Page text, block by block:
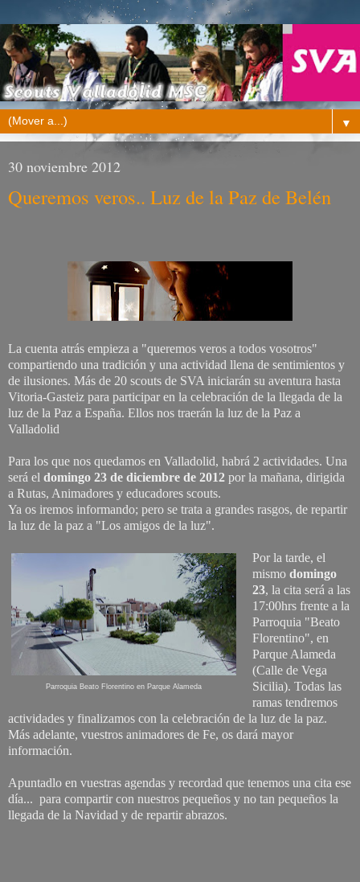
▼
30 noviembre 2012
Queremos veros.. Luz de la Paz de Belén
La cuenta atrás empieza a "queremos veros a todos vosotros"
compartiendo una tradición y una actividad llena de sentimientos y
de ilusiones. Más de 20 scouts de SVA iniciarán su aventura hasta
Vitoria-Gasteiz para participar en la celebración de la llegada de la
luz de la Paz a España. Ellos nos traerán la luz de la Paz a
Valladolid
Para los que nos quedamos en Valladolid, habrá 2 actividades. Una
será el domingo 23 de diciembre de 2012 por la mañana, dirigida
a Rutas, Animadores y educadores scouts.
Ya os iremos informando; pero se trata a grandes rasgos, de repartir
la luz de la paz a "Los amigos de la luz".
Parroquia Beato Florentino en Parque Alameda
Por la tarde, el
mismo domingo
23, la cita será a las
17:00hrs frente a la
Parroquia "Beato
Florentino", en
Parque Alameda
(Calle de Vega
Sicilia). Todas las
ramas tendremos
actividades y finalizamos con la celebración de la luz de la paz.
Más adelante, vuestros animadores de Fe, os dará mayor
información.
Apuntadlo en vuestras agendas y recordad que tenemos una cita ese
día... para compartir con nuestros pequeños y no tan pequeños la
llegada de la Navidad y de repartir abrazos.